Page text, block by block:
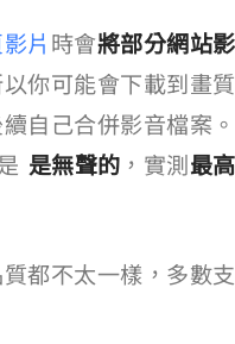
片 時會將部分網站影
你可能會下載到畫質
自己合併影音檔案。
是 是無聲的 ，實測 最高
都不太一樣，多數支